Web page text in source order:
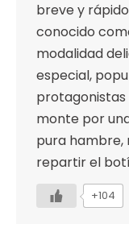
breve y
conocido
modalidad
especial,
protagonistas
monte por
pura hambre,
repartir el
+104